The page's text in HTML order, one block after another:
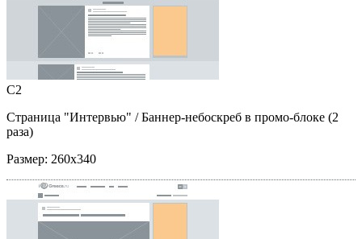
C2
Страница "Интервью" / Баннер-небоскреб в промо-блоке (2
раза)
Размер: 260x340